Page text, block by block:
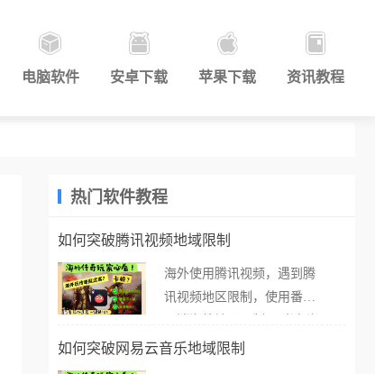
电脑软件 安卓下载 苹果下载 资讯教程
热门软件教程
如何突破腾讯视频地域限制
海外使用腾讯视频，遇到腾
讯视频地区限制，使用番茄
外打开腾讯视频，却突然弹
如何突破网易云音乐地域限制